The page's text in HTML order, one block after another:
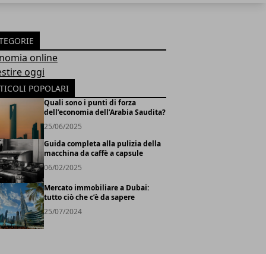
online
oggi
POPOLARI
Quali sono i punti di forza
dell’economia dell’Arabia Saudita?
25/06/2025
Guida completa alla pulizia della
macchina da caffè a capsule
06/02/2025
Mercato immobiliare a Dubai:
tutto ciò che c’è da sapere
25/07/2024